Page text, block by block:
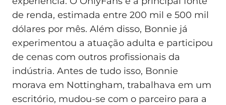
de renda, estimada entre 200 mil e 500 mil
dólares por mês. Além disso, Bonnie já
experimentou a atuação adulta e participou
de cenas com outros profissionais da
indústria. Antes de tudo isso, Bonnie
morava em Nottingham, trabalhava em um
escritório, mudou-se com o parceiro para a